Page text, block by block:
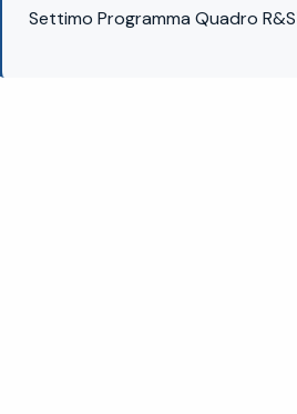
Settimo Programma Quadro